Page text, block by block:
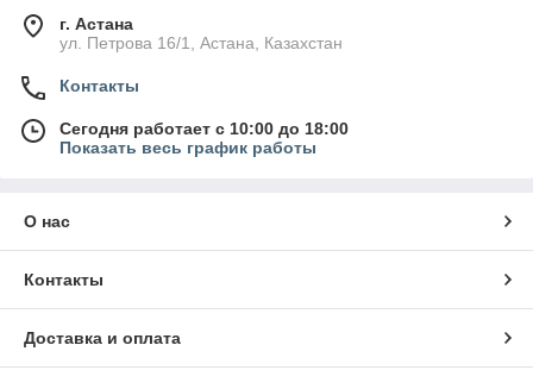
г. Астана
ул. Петрова 16/1, Астана, Казахстан
Контакты
Сегодня работает с 10:00 до 18:00
Показать весь график работы
О нас
Контакты
Доставка и оплата